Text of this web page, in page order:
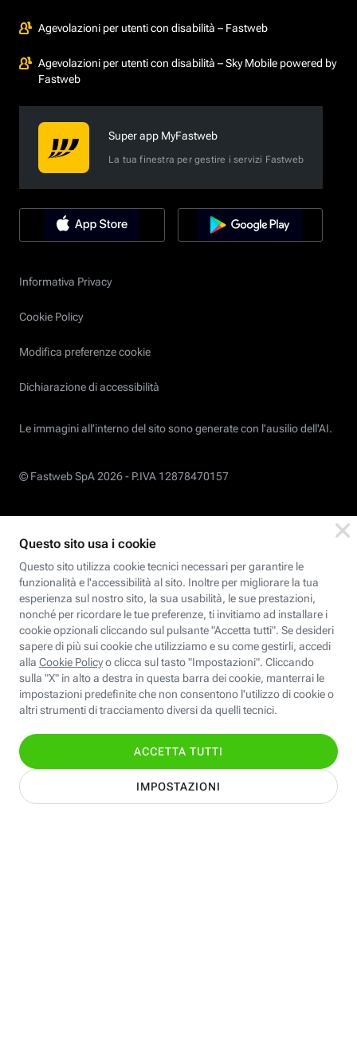
Agevolazioni per utenti con disabilità – Fastweb
Agevolazioni per utenti con disabilità – Sky Mobile powered by
Fastweb
Super app MyFastweb
La tua finestra per gestire i servizi Fastweb
Informativa Privacy
Cookie Policy
Modifica preferenze cookie
Dichiarazione di accessibilità
Le immagini all’interno del sito sono generate con l'ausilio dell'AI.
© Fastweb SpA 2026 - P.IVA 12878470157